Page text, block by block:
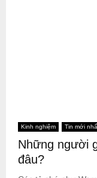
Kinh nghiệm Tin mới
Những người
đâu?